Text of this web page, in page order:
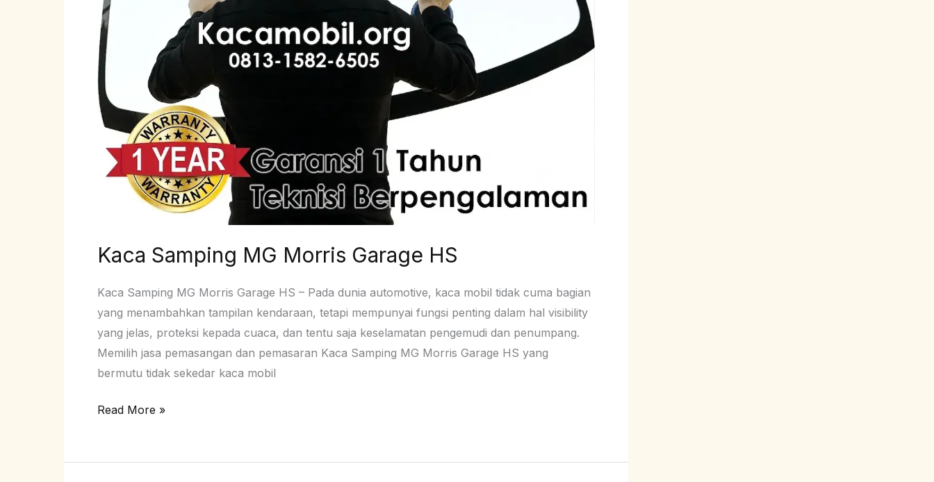
Kaca Samping MG Morris Garage HS
Kaca Samping MG Morris Garage HS – Pada dunia automotive, kaca mobil tidak cuma bagian
yang menambahkan tampilan kendaraan, tetapi mempunyai fungsi penting dalam hal visibility
yang jelas, proteksi kepada cuaca, dan tentu saja keselamatan pengemudi dan penumpang.
Memilih jasa pemasangan dan pemasaran Kaca Samping MG Morris Garage HS yang
bermutu tidak sekedar kaca mobil
Read More »